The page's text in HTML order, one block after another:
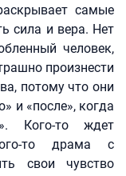
самые
сила и вера. Нет
человек,
произнести
потому что они
и «после», когда
Кого-то ждет
то драма с
свои чувство